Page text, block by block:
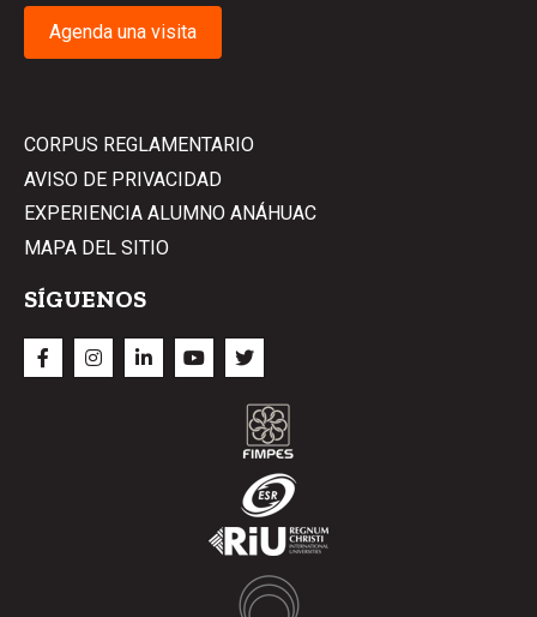
Agenda una visita
CORPUS REGLAMENTARIO
AVISO DE PRIVACIDAD
EXPERIENCIA ALUMNO ANÁHUAC
MAPA DEL SITIO
SÍGUENOS